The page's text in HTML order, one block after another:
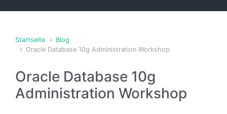
Startseite
Blog
Oracle Database 10g Administration Workshop
Oracle Database 10g
Administration Workshop